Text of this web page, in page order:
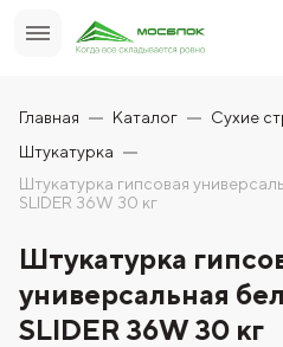
Главная Каталог
Сухие
Штукатурка
Штукатурка гипсовая
SLIDER 36W 30 кг
Штукатурка
универсальная
SLIDER 36W 30 кг